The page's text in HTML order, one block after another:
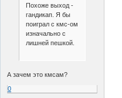
Похоже выход -
гандикап. Я бы
поиграл с кмс-ом
изначально с
лишней пешкой.
А зачем это кмсам?
0